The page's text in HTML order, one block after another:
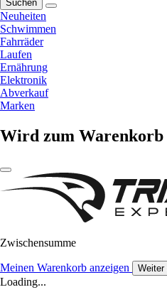
Suchen
Neuheiten
Schwimmen
Fahrräder
Laufen
Ernährung
Elektronik
Abverkauf
Marken
Wird zum Warenkorb
Zwischensumme
Meinen Warenkorb anzeigen Weiter
Loading...